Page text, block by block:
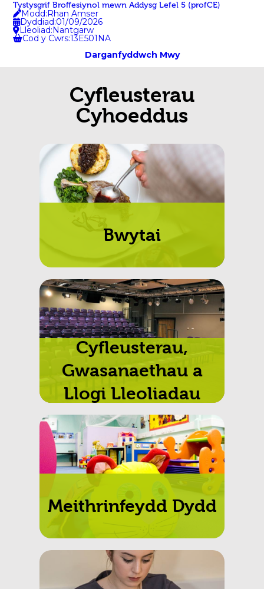
Tystysgrif Broffesiynol mewn Addysg Lefel 5 (profCE)
Modd:Rhan Amser
Dyddiad:01/09/2026
Lleoliad:Nantgarw
Cod y Cwrs:13E501NA
Darganfyddwch Mwy
Cyfleusterau
Cyhoeddus
Bwytai
Cyfleusterau,
Gwasanaethau a
Llogi Lleoliadau
Meithrinfeydd Dydd